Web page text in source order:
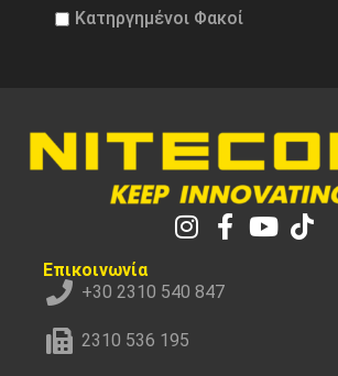
Κατηργημένοι Φακοί
Επικοινωνία
+30 2310 540 847
2310 536 195